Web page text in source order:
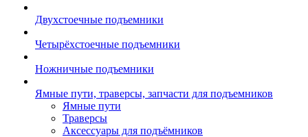
Двухстоечные подъемники
Четырёхстоечные подъемники
Ножничные подъемники
Ямные пути, траверсы, запчасти для подъемников
Ямные пути
Траверсы
Аксессуары для подъёмников